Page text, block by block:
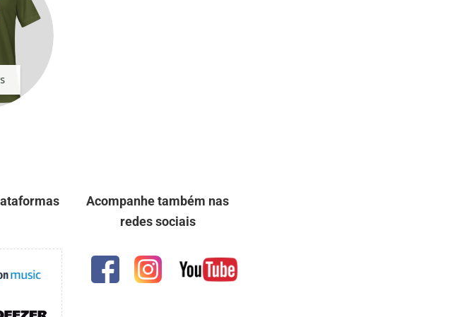
Acompanhe também nas
redes sociais